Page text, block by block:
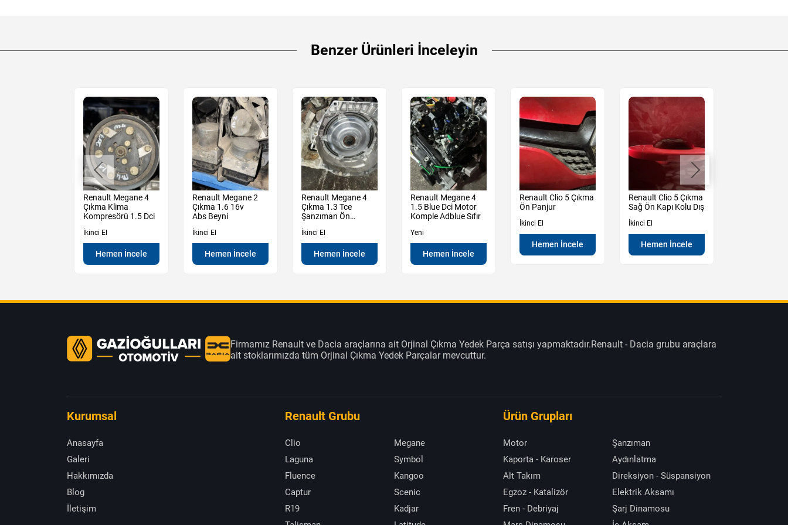
Benzer Ürünleri İnceleyin
Renault Megane 4
Çıkma Klima
Kompresörü 1.5 Dci
İkinci El
Hemen İncele
Renault Megane 2
Çıkma 1.6 16v
Abs Beyni
İkinci El
Hemen İncele
Renault Megane 4
Çıkma 1.3 Tce
Şanzıman Ön
İkinci El
Hemen İncele
Renault Megane 4
1.5 Blue Dci Motor
Komple Adblue Sıfır
Yeni
Hemen İncele
Renault Clio 5 Çıkma
Ön Panjur
İkinci El
Hemen İncele
Renault Clio 5 Çıkma
Sağ Ön Kapı Kolu Dış
İkinci El
Hemen İncele
Firmamız Renault ve Dacia araçlarına ait Orjinal Çıkma Yedek Parça satışı yapmaktadır.Renault - Dacia grubu araçlara
ait stoklarımızda tüm Orjinal Çıkma Yedek Parçalar mevcuttur.
Kurumsal
Anasayfa
Galeri
Hakkımızda
Blog
İletişim
Renault Grubu
Clio
Megane
Laguna
Symbol
Fluence
Kangoo
Captur
Scenic
R19
Kadjar
Ürün Grupları
Motor
Şanzıman
Kaporta - Karoser
Aydınlatma
Alt Takım
Direksiyon - Süspansiyon
Egzoz - Katalizör
Elektrik Aksamı
Fren - Debriyaj
Şarj Dinamosu